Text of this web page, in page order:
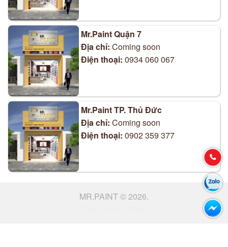
Mr.Paint Quận 7
Địa chỉ: Coming soon
Điện thoại: 0934 060 067
Mr.Paint TP. Thủ Đức
Địa chỉ: Coming soon
Điện thoại: 0902 359 377
MR.PAINT © 2026.